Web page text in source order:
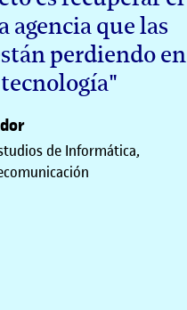
agencia que las
perdiendo en
de Informática,